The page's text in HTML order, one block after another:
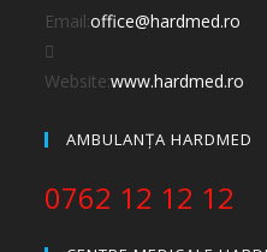
Email:office@hardmed.ro
Website:www.hardmed.ro
AMBULANȚA HARDMED
0762 12 12 12